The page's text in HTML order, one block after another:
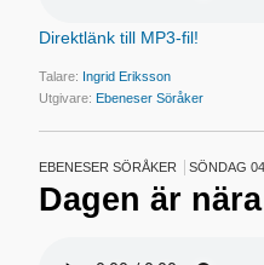
Direktlänk till MP3-fil!
Talare: Ingrid Eriksson
Utgivare:Ebeneser Söråker
EBENESER SÖRÅKER SÖNDAG
Dagen är nära